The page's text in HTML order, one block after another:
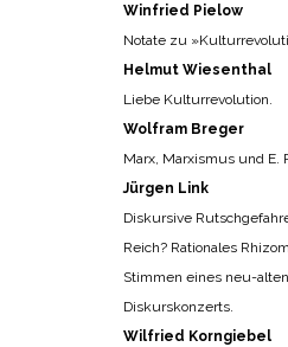
Winfried Pielow
Notate zu
Helmut Wiesenthal
Liebe Kulturrevolution.
Wolfram Breger
Marx, Marxismus und E.
Jürgen Link
Diskursive
Reich? Rationales
Stimmen eines neu-
Diskurskonzerts.
Wilfried Korngiebel